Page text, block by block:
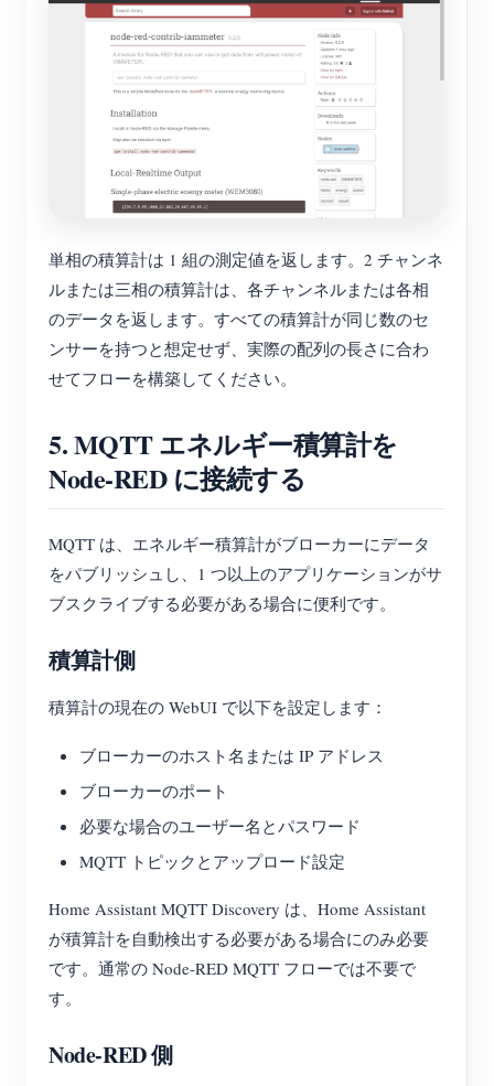
単相の積算計は 1 組の測定値を返します。2 チャンネ
ルまたは三相の積算計は、各チャンネルまたは各相
のデータを返します。すべての積算計が同じ数のセ
ンサーを持つと想定せず、実際の配列の長さに合わ
せてフローを構築してください。
5. MQTT エネルギー積算計を
Node-RED に接続する
MQTT は、エネルギー積算計がブローカーにデータ
をパブリッシュし、1 つ以上のアプリケーションがサ
ブスクライブする必要がある場合に便利です。
積算計側
積算計の現在の WebUI で以下を設定します：
ブローカーのホスト名または IP アドレス
ブローカーのポート
必要な場合のユーザー名とパスワード
MQTT トピックとアップロード設定
Home Assistant MQTT Discovery は、Home Assistant
が積算計を自動検出する必要がある場合にのみ必要
です。通常の Node-RED MQTT フローでは不要で
す。
Node-RED 側